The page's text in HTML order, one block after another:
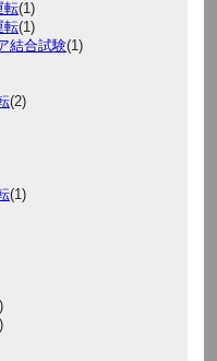
転(1)
転(1)
結合試験(1)
(2)
(1)